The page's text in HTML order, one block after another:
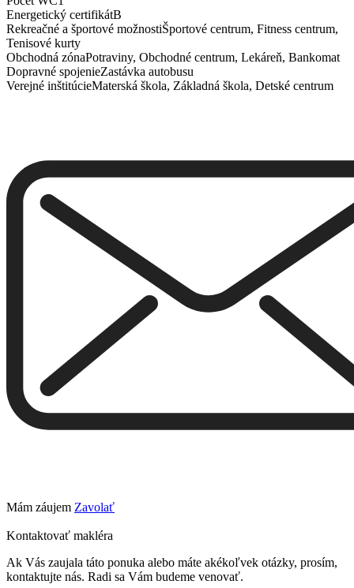
Energetický certifikátB
Rekreačné a športové možnostiŠportové centrum, Fitness centrum,
Tenisové kurty
Obchodná zónaPotraviny, Obchodné centrum, Lekáreň, Bankomat
Dopravné spojenieZastávka autobusu
Verejné inštitúcieMaterská škola, Základná škola, Detské centrum
Mám záujem Zavolať
Kontaktovať makléra
Ak Vás zaujala táto ponuka alebo máte akékoľvek otázky, prosím,
kontaktujte nás. Radi sa Vám budeme venovať.